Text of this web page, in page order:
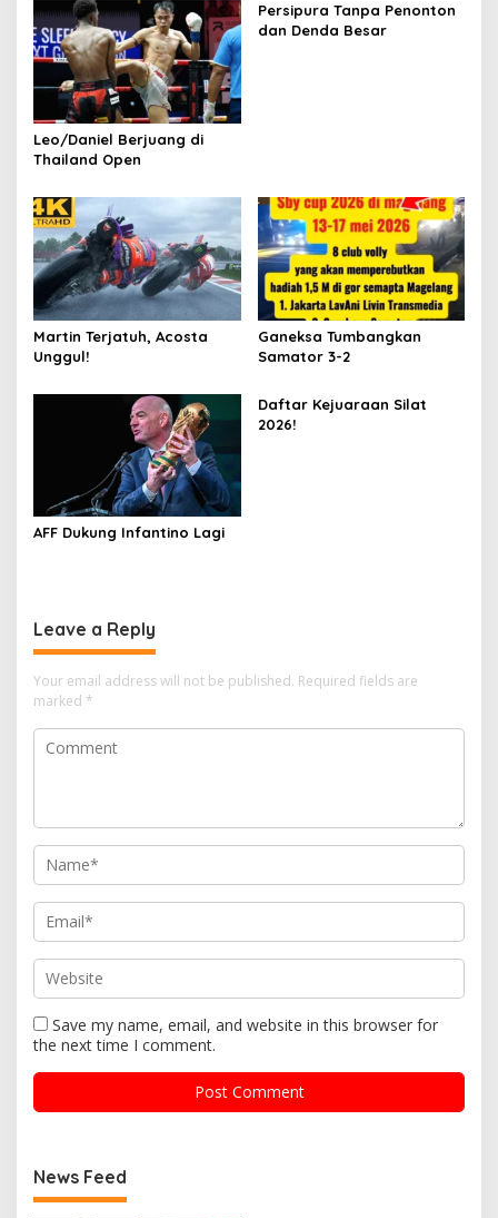
Leo/Daniel Berjuang di
Thailand Open
Persipura Tanpa Penonton
dan Denda Besar
Martin Terjatuh, Acosta
Unggul!
Ganeksa Tumbangkan
Samator 3-2
AFF Dukung Infantino Lagi
Daftar Kejuaraan Silat
2026!
Leave a Reply
Your email address will not be published. Required fields are
marked *
Save my name, email, and website in this browser for
the next time I comment.
News Feed